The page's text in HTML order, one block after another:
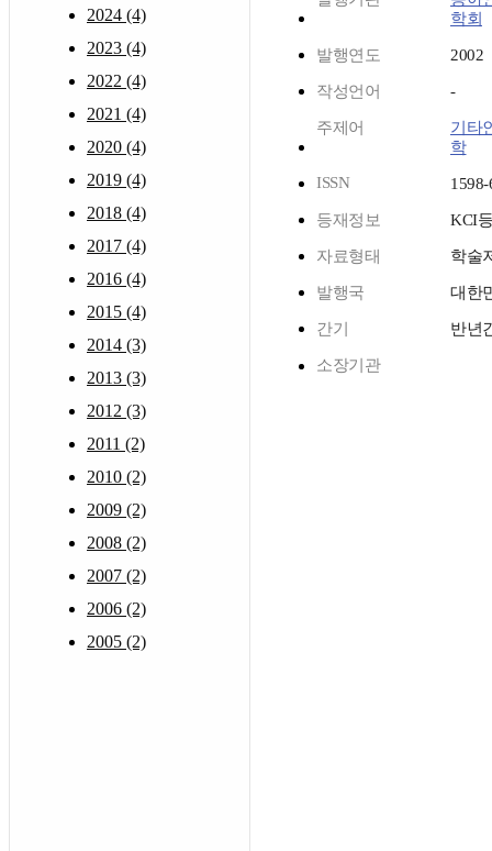
2024 (4)
2023 (4)
2022 (4)
2021 (4)
2020 (4)
2019 (4)
2018 (4)
2017 (4)
2016 (4)
2015 (4)
2014 (3)
2013 (3)
2012 (3)
2011 (2)
2010 (2)
2009 (2)
2008 (2)
2007 (2)
2006 (2)
2005 (2)
학회
발행연도 2002
작성언어 -
주제어
기타
학
ISSN
1598-
등재정보 KCI
자료형태 학술
발행국 대한
간기 반년
소장기관